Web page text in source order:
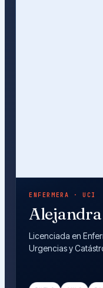
ENFERMERA · UCI
Alejandra
Licenciada en
Urgencias y